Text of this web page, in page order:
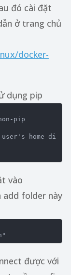
đó cài đặt
ở trang chủ
docker-
dụng pip
pip
home di
vào
add folder này
được với